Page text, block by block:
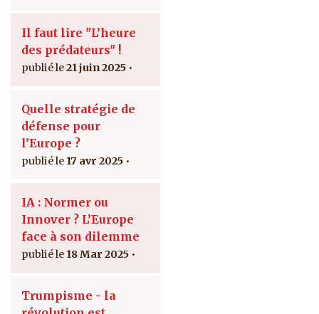
Il faut lire "L’heure
des prédateurs" !
21 juin 2025
Quelle stratégie de
défense pour
l’Europe ?
17 avr 2025
IA : Normer ou
Innover ? L’Europe
face à son dilemme
18 Mar 2025
Trumpisme - la